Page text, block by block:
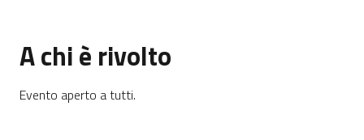
A chi è rivolto
Evento aperto a tutti.